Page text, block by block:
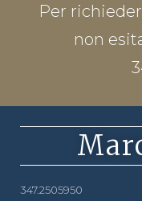
Per
non
347.2505950